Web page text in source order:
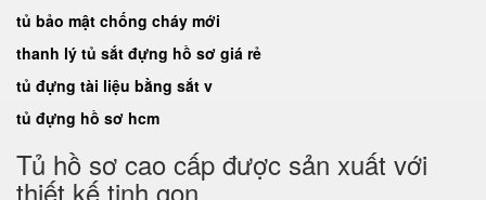
tủ bảo mật chống cháy mới
thanh lý tủ sắt đựng hồ sơ giá rẻ
tủ đựng tài liệu bằng sắt v
tủ đựng hồ sơ hcm
Tủ hồ sơ cao cấp được sản xuất với
thiết kế tinh gọn